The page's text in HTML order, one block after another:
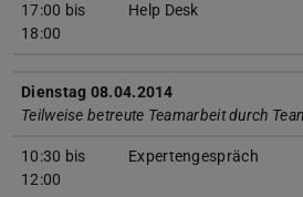
17:00 bis
18:00
Help Desk
Dienstag 08.04.2014
Teilweise betreute Teamarbeit durch
10:30 bis
12:00
Expertengespräch